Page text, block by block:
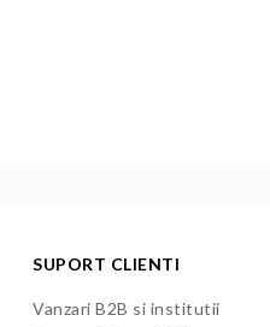
SUPORT CLIENTI
Vanzari B2B si institutii